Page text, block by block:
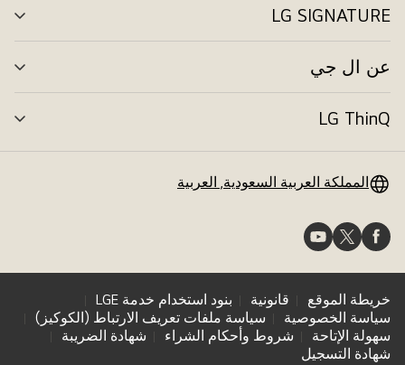
LG SIGNATURE
عن ال جي
LG ThinQ
المملكة العربية السعودية, العربية
خريطة الموقع قانونية
بنود استخدام خدمة LGE
سياسة الخصوصية
سياسة ملفات تعريف الارتباط (الكوكيز)
سهولة الإتاحة
شروط وأحكام الشراء
شهادة الضريبة
شهادة التسجيل